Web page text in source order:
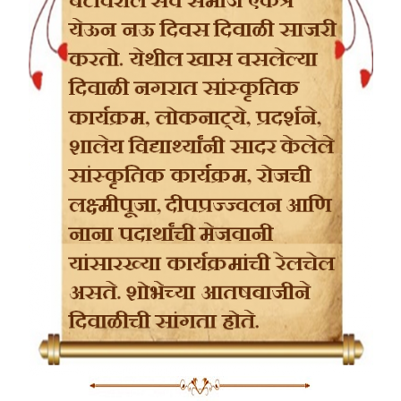
जरूर तशा आणि तेवढ्याच शिजवलेल्या! निकुजागा नावाच्या पदार्थात कांदा उभाच
चिरून, गाजर दोन्ही बाजूंनी तिरपे चिरून टाकले की पदार्थाची चव वाढते किंवा अमुक
सलाड हे अमुकच प्रकारे कापले तर चविष्ट होते अशा अनेक खास टिप्सही या
पाककृतींबरोबर मिळतात. आपल्याकडे नाही का, आपण पदार्थानुसार वेगवेगळ्या प्रकारे
कांदा कापतो, तसेच काहीसे. तर, हे विविध पदार्थ कापण्यासाठी, सोलण्यासाठी म्हणून
तशाच विविध प्रकारच्या आणि वेगवेगळी नावे असणाऱ्या सुऱ्या उपलब्ध असतात.
मांसमटन कापण्याचा सुरा.